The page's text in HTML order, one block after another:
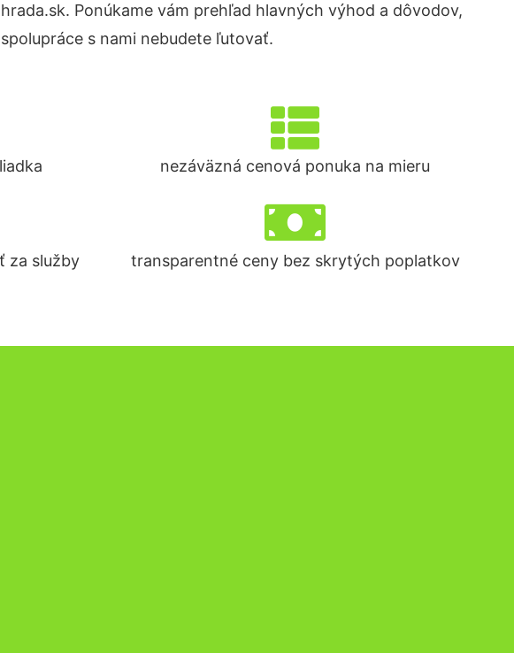
Ponúkame vám prehľad hlavných výhod a dôvodov,
s nami nebudete ľutovať.
nezáväzná cenová ponuka na mieru
za služby transparentné ceny bez skrytých poplatkov